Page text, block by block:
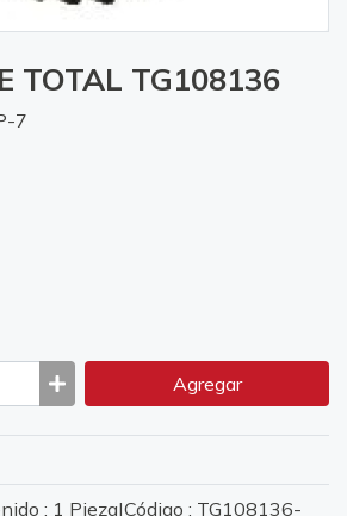
TOTAL TG108136
7
Agregar
: 1 Pieza|Código : TG108136-